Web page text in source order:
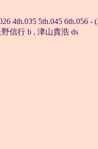
4th.035 5th.045 6th.056 -
信行 b , 津山貴浩 ds